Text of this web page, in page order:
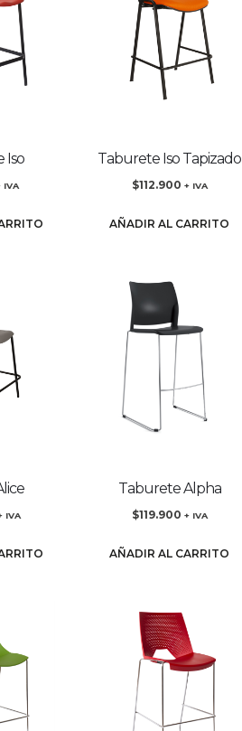
Iso
IVA
Taburete Iso Tapizado
$112.900 + IVA
AÑADIR AL CARRITO
IVA
Taburete Alpha
$119.900 + IVA
AÑADIR AL CARRITO